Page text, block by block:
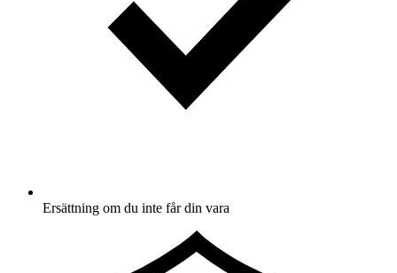
Ersättning om du inte får din vara